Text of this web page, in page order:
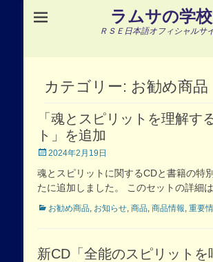
ラムサの学校
ＲＳＥ日本語オフィシャルサ
カテゴリー: お勧め商品
「魂とスピリットを理解す
ト」を追加
Posted
2024年2月19日
魂とスピリットに関するCDと書籍の特
たに追加しました。 このセットの詳細
Categories
お勧め商品, お知らせ, 商品, 商品情報, 重要
新CD「全能のスピリットを